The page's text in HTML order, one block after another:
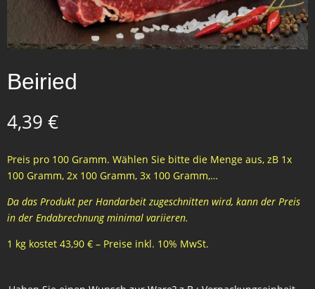
Beiried
4,39 €
Preis pro 100 Gramm. Wählen Sie bitte die Menge aus, zB 1x
100 Gramm, 2x 100 Gramm, 3x 100 Gramm,…
Da das Produkt per Handarbeit zugeschnitten wird, kann der Preis
in der Endabrechnung minimal variieren.
1 kg kostet 43,90 € – Preise inkl. 10% MwSt.